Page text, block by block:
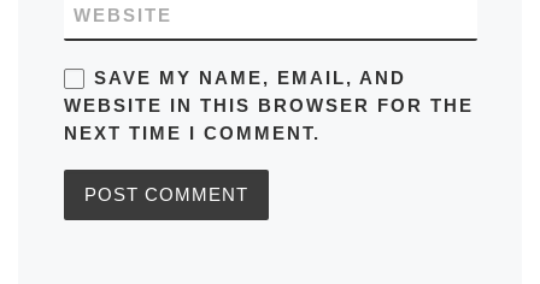
WEBSITE
SAVE MY NAME, EMAIL, AND
WEBSITE IN THIS BROWSER FOR THE
NEXT TIME I COMMENT.